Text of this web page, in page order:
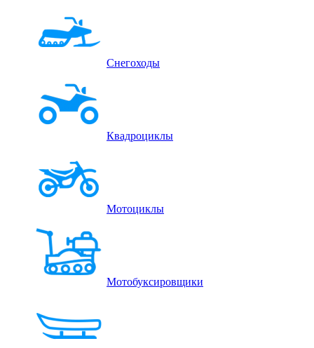
Снегоходы
Квадроциклы
Мотоциклы
Мотобуксировщики